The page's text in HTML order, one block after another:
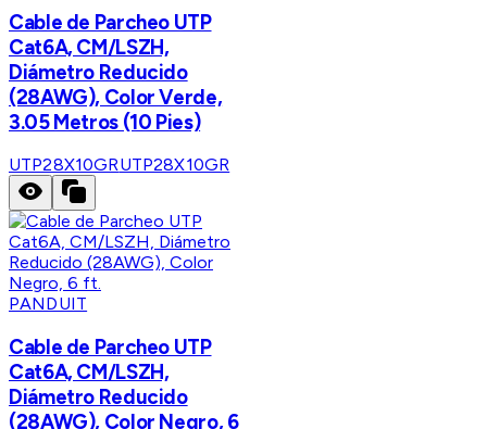
Cable de Parcheo UTP
Cat6A, CM/LSZH,
Diámetro Reducido
(28AWG), Color Verde,
3.05 Metros (10 Pies)
UTP28X10GRUTP28X10GR
PANDUIT
Cable de Parcheo UTP
Cat6A, CM/LSZH,
Diámetro Reducido
(28AWG), Color Negro, 6